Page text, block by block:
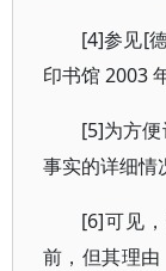
[4]参见[
印书馆 2003
[5]为方
事实的详细情
[6]可见
前，但其理